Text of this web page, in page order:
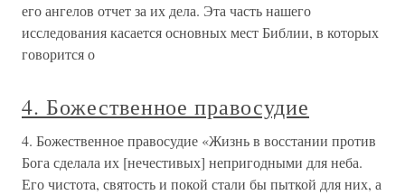
его ангелов отчет за их дела. Эта часть нашего
исследования касается основных мест Библии, в которых
говорится о
4. Божественное правосудие
4. Божественное правосудие «Жизнь в восстании против
Бога сделала их [нечестивых] непригодными для неба.
Его чистота, святость и покой стали бы пыткой для них, а